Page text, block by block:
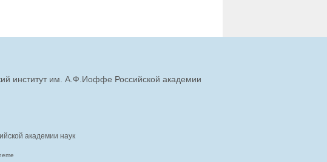
институт им. А.Ф.Иоффе Российской академии
академии наук